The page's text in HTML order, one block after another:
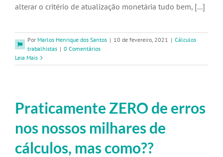
alterar o critério de atualização monetária tudo bem, [...]
Por Marlos Henrique dos Santos | 10 de fevereiro, 2021 | Cálculos
trabalhistas | 0 Comentários
Leia Mais
Praticamente ZERO de erros
nos nossos milhares de
cálculos, mas como??